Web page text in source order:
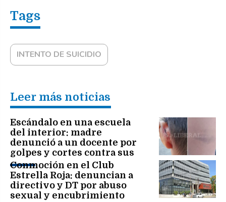
INTENTO DE SUICIDIO
Leer más noticias
Escándalo en una escuela
del interior: madre
denunció a un docente por
golpes y cortes contra sus
hijos de 7 y 11 años
Conmoción en el Club
Estrella Roja: denuncian a
directivo y DT por abuso
sexual y encubrimiento